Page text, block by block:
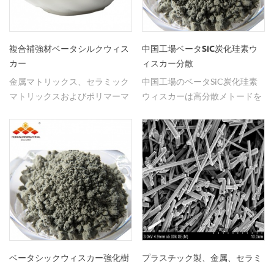
複合補強材ベータシルクウィス
カー
金属マトリックス、セラミック
マトリックスおよびポリマーマ
く使用されている。
中国工場ベータSiC炭化珪素ウ
ィスカー分散
中国工場のベータSiC炭化珪素
ウィスカーは高分散メトードを
ベータシックウィスカー強化樹
プラスチック製、金属、セラミ